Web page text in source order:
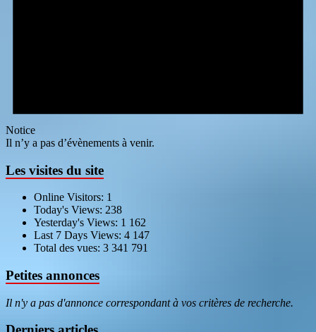
Notice
Il n’y a pas d’évènements à venir.
Les visites du site
Online Visitors: 1
Today's Views: 238
Yesterday's Views: 1 162
Last 7 Days Views: 4 147
Total des vues: 3 341 791
Petites annonces
Il n'y a pas d'annonce correspondant à vos critères de recherche.